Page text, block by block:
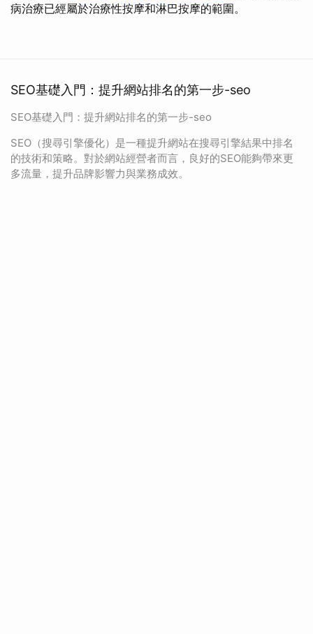
病治療已經屬於治療性按摩和淋巴按摩的範圍。
SEO基礎入門：提升網站排名的第一步-seo
SEO基礎入門：提升網站排名的第一步-seo
SEO（搜尋引擎優化）是一種提升網站在搜尋引擎結果中排名
的技術和策略。對於網站經營者而言，良好的SEO能夠帶來更
多流量，提升品牌影響力與業務成效。